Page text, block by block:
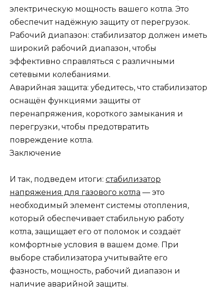
электрическую мощность вашего котла. Это
обеспечит надёжную защиту от перегрузок.
Рабочий диапазон: стабилизатор должен иметь
широкий рабочий диапазон, чтобы
эффективно справляться с различными
сетевыми колебаниями.
Аварийная защита: убедитесь, что стабилизатор
оснащён функциями защиты от
перенапряжения, короткого замыкания и
перегрузки, чтобы предотвратить
повреждение котла.
Заключение
И так, подведем итоги: стабилизатор
напряжения для газового котла — это
необходимый элемент системы отопления,
который обеспечивает стабильную работу
котла, защищает его от поломок и создаёт
комфортные условия в вашем доме. При
выборе стабилизатора учитывайте его
фазность, мощность, рабочий диапазон и
наличие аварийной защиты.